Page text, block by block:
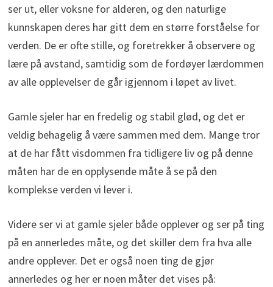
ser ut, eller voksne for alderen, og den naturlige
kunnskapen deres har gitt dem en større forståelse for
verden. De er ofte stille, og foretrekker å observere og
lære på avstand, samtidig som de fordøyer lærdommen
av alle opplevelser de går igjennom i løpet av livet.
Gamle sjeler har en fredelig og stabil glød, og det er
veldig behagelig å være sammen med dem. Mange tror
at de har fått visdommen fra tidligere liv og på denne
måten har de en opplysende måte å se på den
komplekse verden vi lever i.
Videre ser vi at gamle sjeler både opplever og ser på ting
på en annerledes måte, og det skiller dem fra hva alle
andre opplever. Det er også noen ting de gjør
annerledes og her er noen måter det vises på: